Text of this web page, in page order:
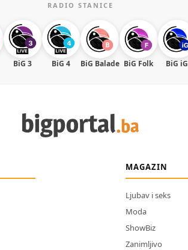
RADIO STANICE
BiG 3 BiG 4 BiG Balade BiG Folk BiG iG
MAGAZIN
Ljubav i seks
Moda
ShowBiz
Zanimljivo